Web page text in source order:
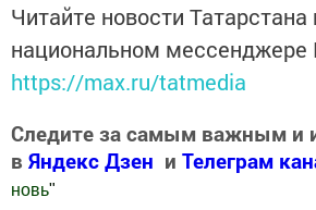
Читайте новости Татарстана
национальном мессенджере
https://max.ru/tatmedia
Следите за самым важным и
в Яндекс Дзен и Телеграм
новь"